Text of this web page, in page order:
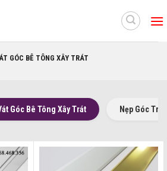
GÓC BÊ TÔNG XÂY TRÁT
Góc Bê Tông Xây Trát Nẹp Góc